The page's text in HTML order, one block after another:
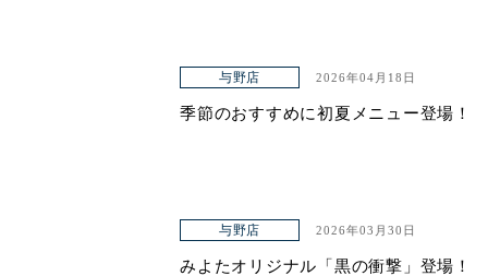
与野店 2026年04月18日
季節のおすすめに初夏メニュー登場！
与野店 2026年03月30日
みよたオリジナル「黒の衝撃」登場！